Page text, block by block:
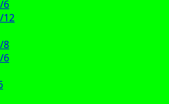
6
12
8
6